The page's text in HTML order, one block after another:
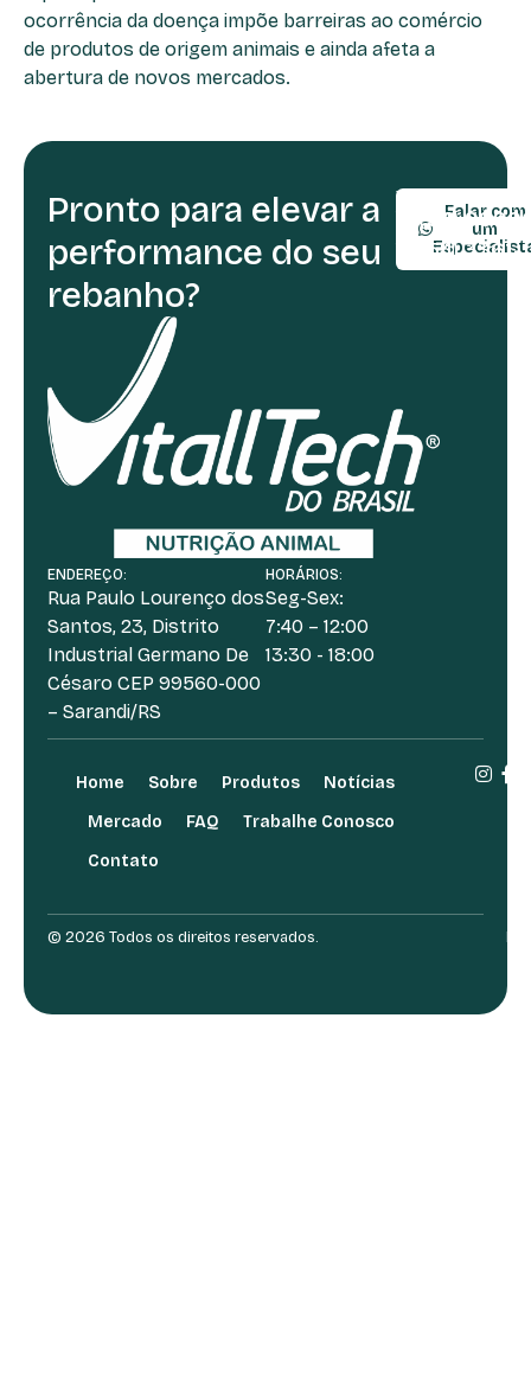
ocorrência da doença impõe barreiras ao comércio
de produtos de origem animais e ainda afeta a
abertura de novos mercados.
Pronto para elevar a
performance do seu
rebanho?
Falar com
um
TELEFONE:
(54)
(54) 3361-
ENDEREÇO:
Rua Paulo Lourenço dos
Santos, 23, Distrito
Industrial Germano De
Césaro CEP 99560-000
– Sarandi/RS
HORÁRIOS:
Seg-Sex:
7:40 – 12:00
13:30 - 18:00
Home Sobre Produtos
Notícias
Mercado
FAQ
Trabalhe Conosco
Contato
© 2026 Todos os direitos reservados.